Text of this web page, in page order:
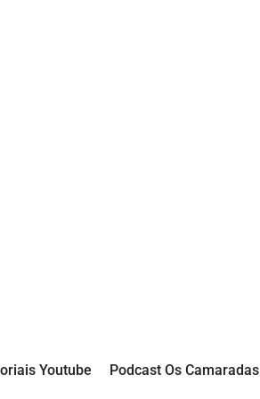
Youtube Podcast Os Camaradas